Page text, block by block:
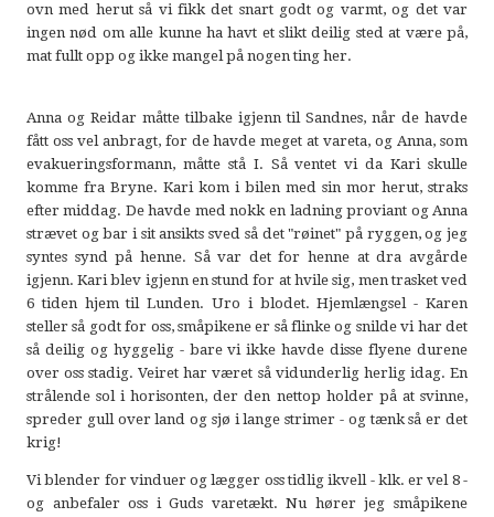
ovn med herut så vi fikk det snart godt og varmt, og det var
ingen nød om alle kunne ha havt et slikt deilig sted at være på,
mat fullt opp og ikke mangel på nogen ting her.
Anna og Reidar måtte tilbake igjenn til Sandnes, når de havde
fått oss vel anbragt, for de havde meget at vareta, og Anna, som
evakueringsformann, måtte stå I. Så ventet vi da Kari skulle
komme fra Bryne. Kari kom i bilen med sin mor herut, straks
efter middag. De havde med nokk en ladning proviant og Anna
strævet og bar i sit ansikts sved så det "røinet" på ryggen, og jeg
syntes synd på henne. Så var det for henne at dra avgårde
igjenn. Kari blev igjenn en stund for at hvile sig, men trasket ved
6 tiden hjem til Lunden. Uro i blodet. Hjemlængsel - Karen
steller så godt for oss, småpikene er så flinke og snilde vi har det
så deilig og hyggelig - bare vi ikke havde disse flyene durene
over oss stadig. Veiret har været så vidunderlig herlig idag. En
strålende sol i horisonten, der den nettop holder på at svinne,
spreder gull over land og sjø i lange strimer - og tænk så er det
krig!
Vi blender for vinduer og lægger oss tidlig ikvell - klk. er vel 8 -
og anbefaler oss i Guds varetækt. Nu hører jeg småpikene